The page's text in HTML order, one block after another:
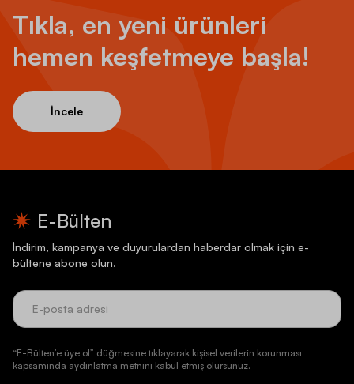
Tıkla, en yeni ürünleri
hemen keşfetmeye başla!
İncele
E-Bülten
İndirim, kampanya ve duyurulardan haberdar olmak için e-
bültene abone olun.
“E-Bülten’e üye ol” düğmesine tıklayarak kişisel verilerin korunması
kapsamında aydınlatma metnini kabul etmiş olursunuz.